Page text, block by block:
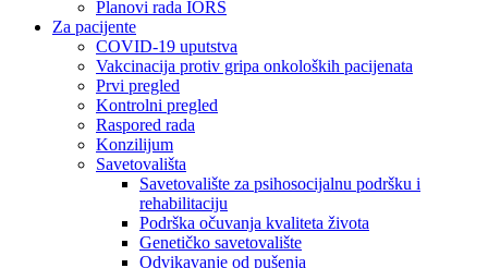
Planovi rada IORS
Za pacijente
COVID-19 uputstva
Vakcinacija protiv gripa onkoloških pacijenata
Prvi pregled
Kontrolni pregled
Raspored rada
Konzilijum
Savetovališta
Savetovalište za psihosocijalnu podršku i
rehabilitaciju
Podrška očuvanja kvaliteta života
Genetičko savetovalište
Odvikavanje od pušenja